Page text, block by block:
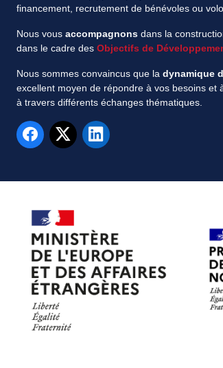
financement, recrutement de bénévoles ou
Nous vous accompagnons dans la
dans le cadre des Objectifs de
Nous sommes convaincus que la dynamique
excellent moyen de répondre à vos besoins et
à travers différents échanges thématiques.